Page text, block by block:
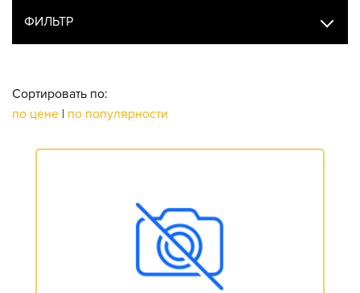
ФИЛЬТР
Сортировать по:
по цене | по популярности